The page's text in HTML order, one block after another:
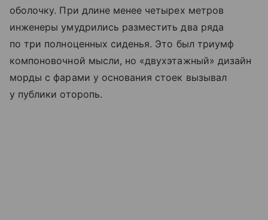
оболочку. При длине менее четырех метров
инженеры умудрились разместить два ряда
по три полноценных сиденья. Это был триумф
компоновочной мысли, но «двухэтажный» дизайн
морды с фарами у основания стоек вызывал
у публики оторопь.